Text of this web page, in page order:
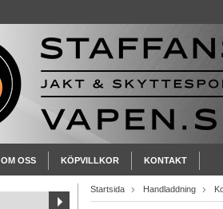
OM OSS KÖPVILLKOR KONTAKT
Startsida Handladdning